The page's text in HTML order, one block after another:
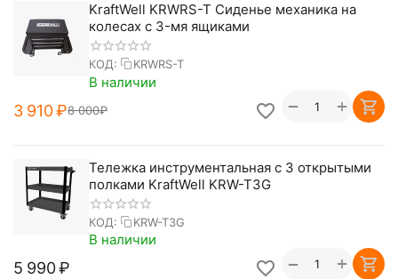
KraftWell KRWRS-T Сиденье механика на
колесах c 3-мя ящиками
КОД: KRWRS-T
В наличии
3 910₽8 000₽ +
−
Тележка инструментальная с 3 открытыми
полками KraftWell KRW-T3G
КОД: KRW-T3G
В наличии
5 990₽ +
−